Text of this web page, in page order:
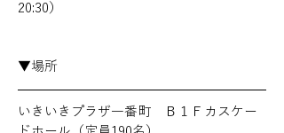
20:30）
▼場所
いきいきプラザ一番町　Ｂ１Ｆカスケー